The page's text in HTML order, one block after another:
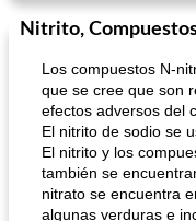
Nitrito,
Los compuestos N-
que se cree que son
efectos adversos del
El nitrito de sodio se
El nitrito y los
también se
nitrato se encuentra
algunas verduras e